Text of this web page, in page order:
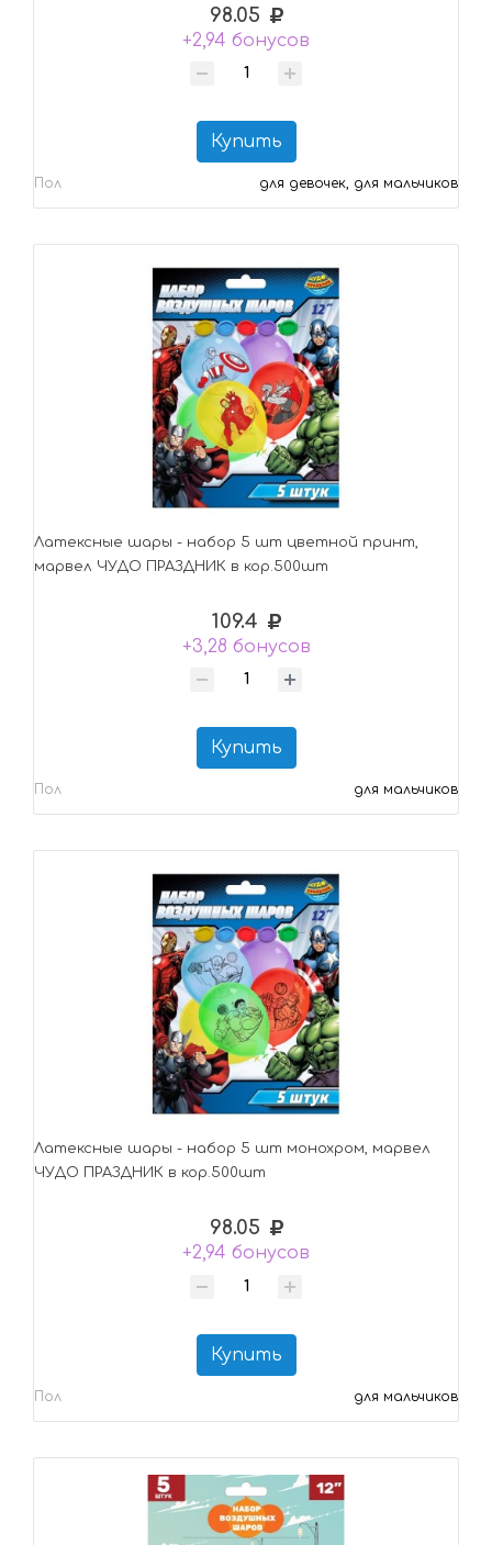
98.05
+2,94 бонусов
Купить
Пол для девочек, для мальчиков
Латексные шары - набор 5 шт цветной принт,
марвел ЧУДО ПРАЗДНИК в кор.500шт
109.4
+3,28 бонусов
Купить
Пол для мальчиков
Латексные шары - набор 5 шт монохром, марвел
ЧУДО ПРАЗДНИК в кор.500шт
98.05
+2,94 бонусов
Купить
Пол для мальчиков